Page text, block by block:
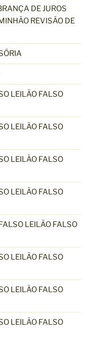
DE JUROS
REVISÃO DE
LEILÃO FALSO
LEILÃO FALSO
LEILÃO FALSO
LEILÃO FALSO
LEILÃO FALSO
LEILÃO FALSO
LEILÃO FALSO
LEILÃO FALSO